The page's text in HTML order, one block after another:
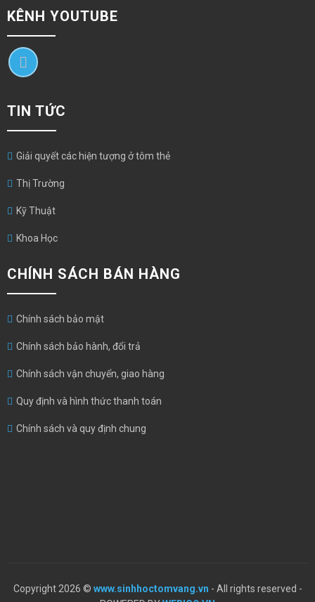
KÊNH YOUTUBE
TIN TỨC
Giải quyết các hiện tượng ở tôm thẻ
Thị Trường
Kỹ Thuật
Khoa Học
CHÍNH SÁCH BÁN HÀNG
Chính sách bảo mật
Chính sách bảo hành, đổi trả
Chính sách vận chuyển, giao hàng
Quy định và hình thức thanh toán
Chính sách và quy định chung
Copyright 2026 © www.sinhhoctomvang.vn - All rights reserved -